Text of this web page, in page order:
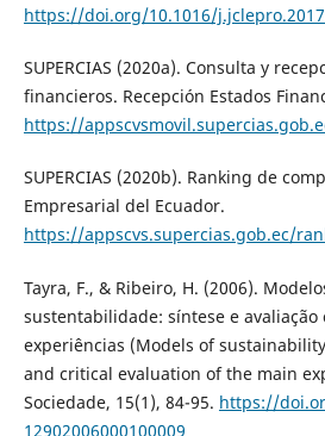
https://doi.org/10.1016/
SUPERCIAS (2020a). Consulta y
financieros. Recepción Estados
https://
SUPERCIAS (2020b). Ranking de
Empresarial del Ecuador.
https://appscvs.supercias.gob.ec/
Tayra, F., & Ribeiro, H. (2006).
sustentabilidade: síntese e
experiências (Models of
and critical evaluation of the main
Sociedade, 15(1), 84-95. https://
12902006000100009